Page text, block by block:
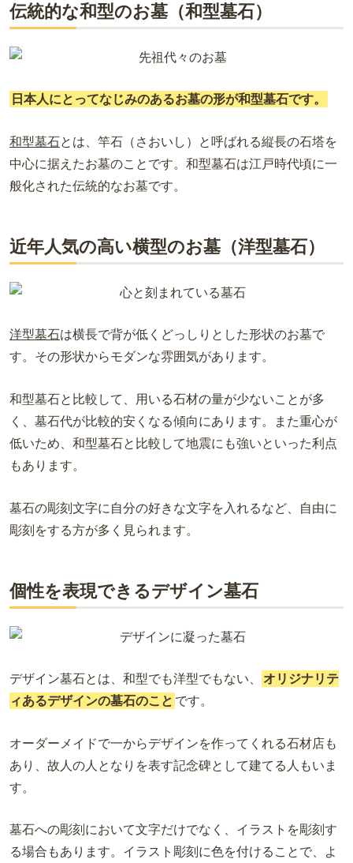
伝統的な和型のお墓（和型墓石）
日本人にとってなじみのあるお墓の形が和型墓石です。
和型墓石とは、竿石（さおいし）と呼ばれる縦長の石塔を
中心に据えたお墓のことです。和型墓石は江戸時代頃に一
般化された伝統的なお墓です。
近年人気の高い横型のお墓（洋型墓石）
洋型墓石は横長で背が低くどっしりとした形状のお墓で
す。 その形状からモダンな雰囲気があります。
和型墓石と比較して、用いる石材の量が少ないことが多
く、墓石代が比較的安くなる傾向にあります。
また重心が
低いため、和型墓石と比較して地震にも強いといった利点
もあります。
墓石の彫刻文字に自分の好きな文字を入れるなど、自由に
彫刻をする方が多く見られます。
個性を表現できるデザイン墓石
デザイン墓石とは、和型でも洋型でもない、
オリジナリテ
ィあるデザインの墓石のこと です。
オーダーメイドで一からデザインを作ってくれる石材店も
あり、故人の人となりを表す記念碑として建てる人もいま
す。
墓石への彫刻において文字だけでなく、イラストを彫刻す
る場合もあります。イラスト彫刻に色を付けることで、よ